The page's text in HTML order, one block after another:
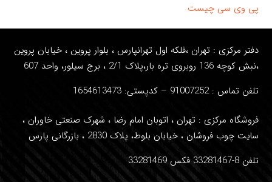
پی وی سی چیست
دفتر مرکزی : تهران ،فلکه اول تهرانپارس ، بلوار پروین ، خیابان پروین
،نبش کوچه 136 روبروی تره بار،پلاک 2/1 ، برج سیلور، واحد
607
تلفن تماس : 91007252
– کدپستی: 1654613473
فروشگاه مرکزی : تهران ، اتوبان امام رضا ، شهرک صنعتی خاوران ،
سایت چوب فروشان ، خیابان بلوط، پلاک 2830 ، بازرگانی پارس
تلفن 8-33281467 فکس 33281469